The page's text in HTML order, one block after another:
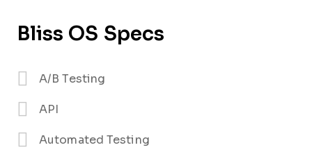
Bliss OS Specs
A/B Testing
API
Automated Testing